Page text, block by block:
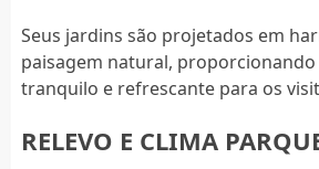
Seus jardins são projetados em
paisagem natural,
tranquilo e refrescante para os
RELEVO E CLIMA